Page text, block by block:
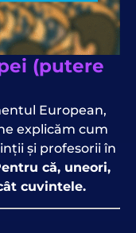
(putere
European,
explicăm cum
și profesorii în
că, uneori,
cuvintele.